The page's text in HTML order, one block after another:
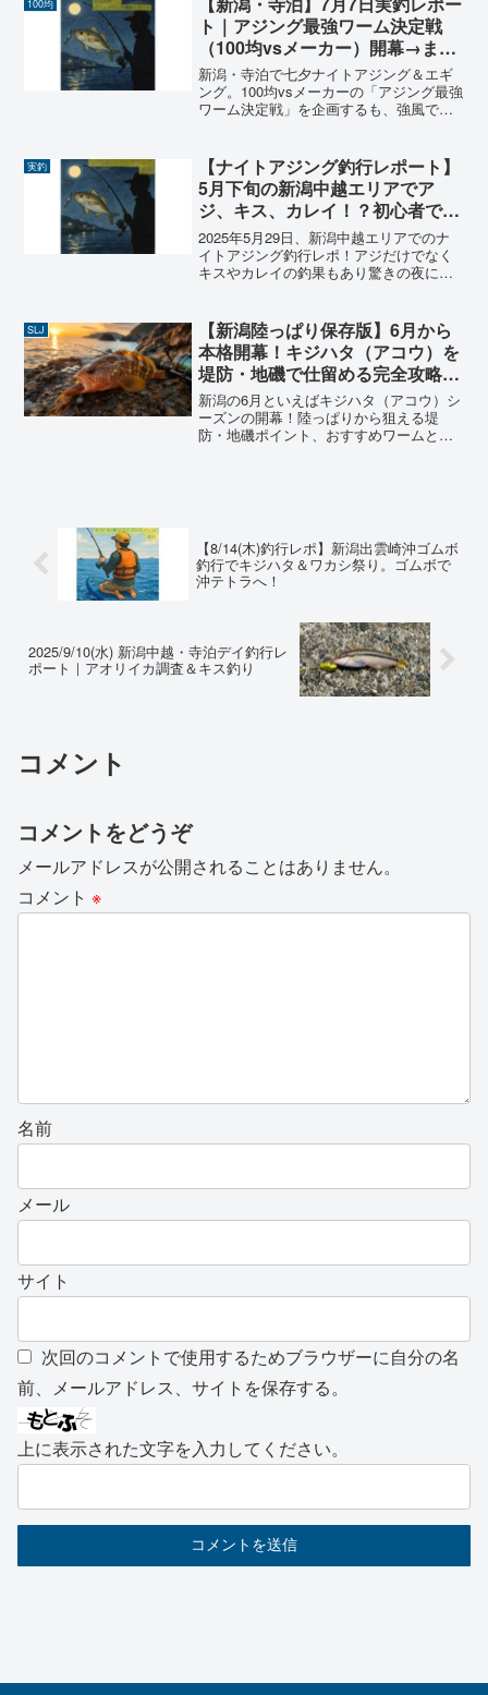
100均
ト｜アジング最強ワーム決定戦
（100均vsメーカー）開幕→まさ
かの集魚灯水没😭
新潟・寺泊で七夕ナイトアジング＆エギ
ング。100均vsメーカーの「アジング最強
ワーム決定戦」を企画するも、強風で集
訓をまとめました。
実釣
【ナイトアジング釣行レポート】
5月下旬の新潟中越エリアでア
ジ、キス、カレイ！？初心者でも
楽しめた釣果とは
2025年5月29日、新潟中越エリアでのナ
イトアジング釣行レポ！アジだけでなく
キスやカレイの釣果もあり驚きの夜に。
始めたい方におすすめ！
SLJ
【新潟陸っぱり保存版】6月から
本格開幕！キジハタ（アコウ）を
堤防・地磯で仕留める完全攻略ガ
イド🎣
新潟の6月といえばキジハタ（アコウ）シ
ーズンの開幕！陸っぱりから狙える堤
防・地磯ポイント、おすすめワームとタ
【8/14(木)釣行レポ】新潟出雲崎沖ゴムボ
釣行でキジハタ＆ワカシ祭り。ゴムボで
沖テトラへ！
2025/9/10(水) 新潟中越・寺泊デイ釣行レ
ポート｜アオリイカ調査＆キス釣り
コメント
コメントをどうぞ
メールアドレスが公開されることはありません。
コメント ※
名前
メール
サイト
次回のコメントで使用するためブラウザーに自分の名
前、メールアドレス、サイトを保存する。
上に表示された文字を入力してください。